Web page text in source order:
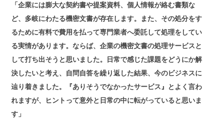
「企業には膨大な契約書や提案資料、個人情報が絡む書類な
ど、多岐にわたる機密文書が存在します。また、その処分をす
るために有料で費用を払って専門業者へ委託して処理をしてい
る実情があります。ならば、企業の機密文書の処理サービスと
して打ち出そうと思いました。日常で感じた課題をどうにか解
決したいと考え、自問自答を繰り返した結果、今のビジネスに
辿り着きました。『ありそうでなかったサービス』とよく言わ
れますが、ヒントって意外と日常の中に転がっていると思いま
す」